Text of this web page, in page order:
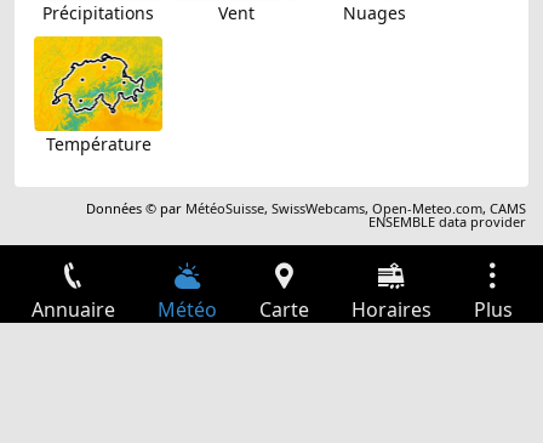
Précipitations Vent Nuages
Température
Données © par MétéoSuisse,SwissWebcams,Open-Meteo.com,CAMS
ENSEMBLE data provider
Annuaire Météo Carte Horaires Plus